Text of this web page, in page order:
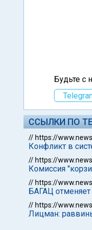
Будьте с
ССЫЛКИ ПО
// https://
Конфликт в
// https://
Комиссия
// https://
БАГАЦ отменяет
// https://
Лицман: